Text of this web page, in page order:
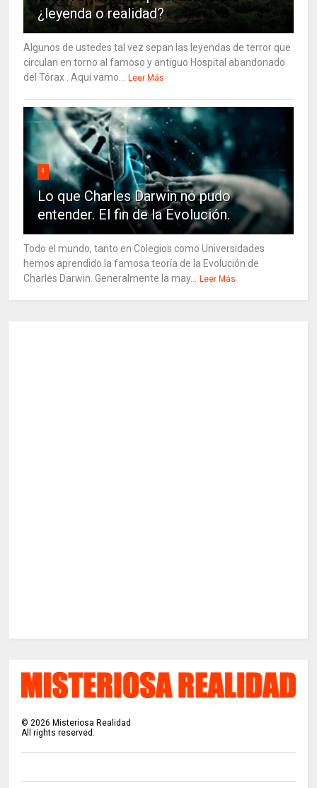
¿leyenda o realidad?
Algunos de ustedes tal vez sepan las leyendas de terror que
circulan en torno al famoso y antiguo Hospital abandonado
del Tórax . Aquí vamo...
Leer Más
4
Lo que Charles Darwin no pudo
entender. El fin de la Evolución.
Todo el mundo, tanto en Colegios como Universidades
hemos aprendido la famosa teoría de la Evolución de
Charles Darwin. Generalmente la may...
Leer Más
©2026 Misteriosa Realidad
All rights reserved.